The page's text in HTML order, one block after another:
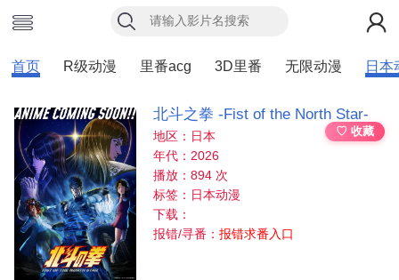
首页 R级动漫 里番acg 3D里番 无限动漫 日本
北⽃之拳 -Fist of the North Star-
♡ 收藏
地区：日本
年代：2026
播放：894 次
标签：日本动漫
下载：
报错/寻番：报错求番入口